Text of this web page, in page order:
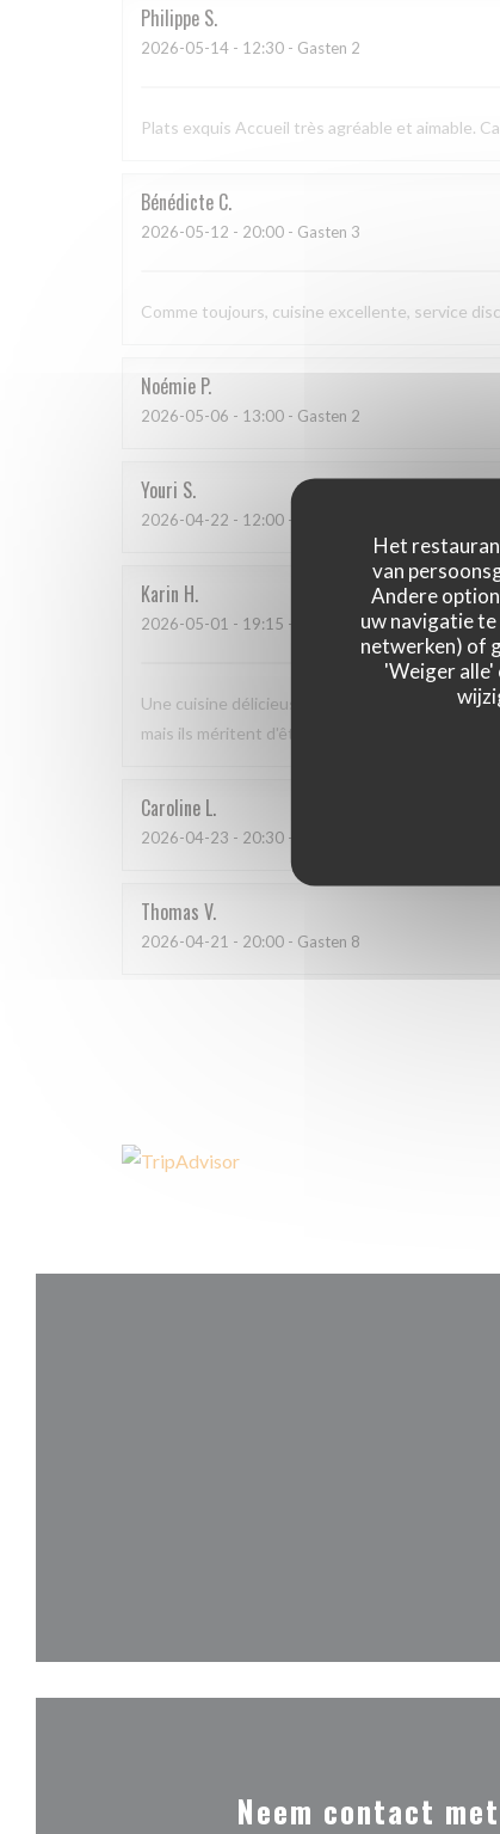
Het
van
Andere
uw navigatie
netwerken) of
'Weiger alle'
Philippe S
2026-05-14 - 12:30 - Gasten 2
Plats exquis Accueil très agréable et aimable.
Bénédicte C
2026-05-12 - 20:00 - Gasten 3
Comme toujours, cuisine excellente, service
Noémie P
2026-05-06 - 13:00 - Gasten 2
Youri S
2026-04-22 - 12:00 - Gasten 2
Karin H
2026-05-01 - 19:15 - Gasten 3
Une cuisine délicieuse et pleine de saveurs,
mais ils méritent d'être plus connus car nous
Caroline L
2026-04-23 - 20:30 - Gasten 4
Thomas V
2026-04-21 - 20:00 - Gasten 8
Neem contact